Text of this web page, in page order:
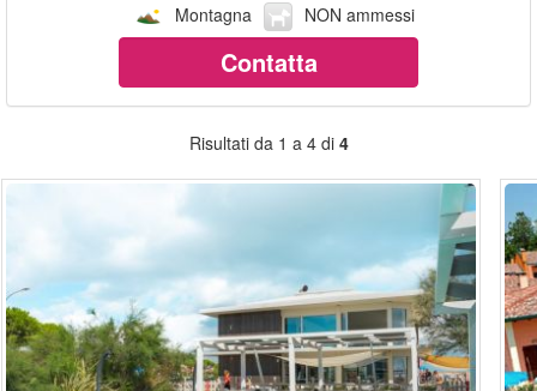
Montagna
NON ammessi
Contatta
Risultati da 1 a 4 di 4